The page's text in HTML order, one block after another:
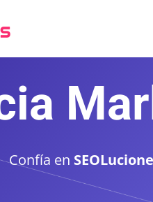
Confía en